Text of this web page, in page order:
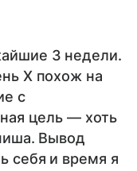
3 недели.
Х похож на
с
цель — хоть
Вывод
себя и время я